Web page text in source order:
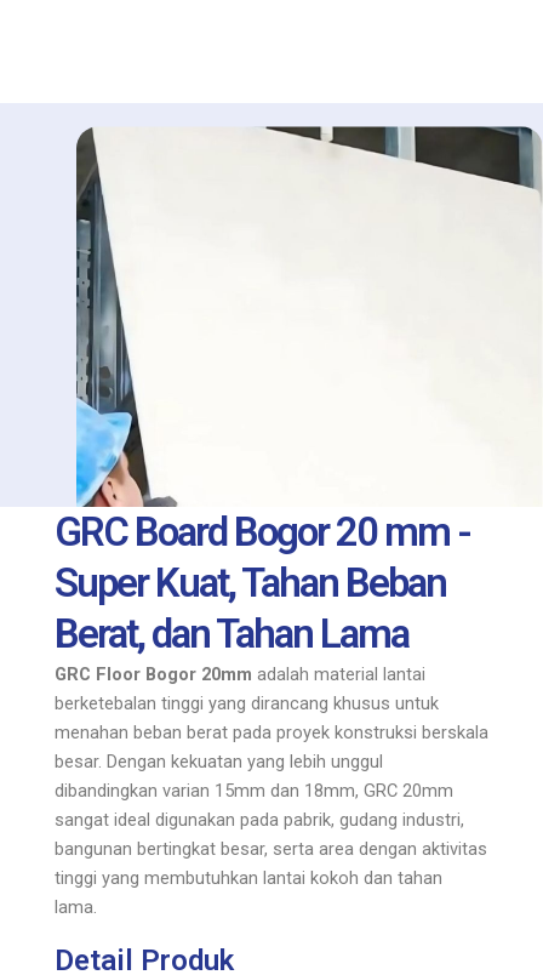
GRC Board Bogor 20 mm -
Super Kuat, Tahan Beban
Berat, dan Tahan Lama
GRC Floor Bogor 20mm adalah material lantai
berketebalan tinggi yang dirancang khusus untuk
menahan beban berat pada proyek konstruksi berskala
besar. Dengan kekuatan yang lebih unggul
dibandingkan varian 15mm dan 18mm, GRC 20mm
sangat ideal digunakan pada pabrik, gudang industri,
bangunan bertingkat besar, serta area dengan aktivitas
tinggi yang membutuhkan lantai kokoh dan tahan
lama.
Detail Produk